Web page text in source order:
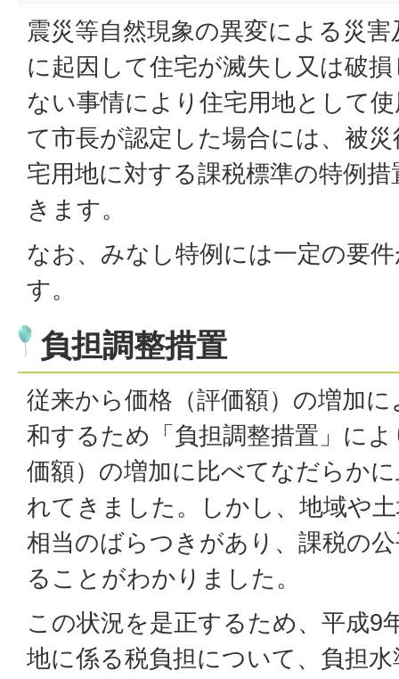
震災等自然現象の異変による災
に起因して住宅が滅失し又は破
ない事情により住宅用地として
て市長が認定した場合には、被
宅用地に対する課税標準の特例
きます。
なお、みなし特例には一定の要
す。
負担調整措置
従来から価格（評価額）の増加
和するため「負担調整措置」に
価額）の増加に比べてなだらか
れてきました。しかし、地域や
相当のばらつきがあり、課税の
ることがわかりました。
この状況を是正するため、平成9
地に係る税負担について、負担